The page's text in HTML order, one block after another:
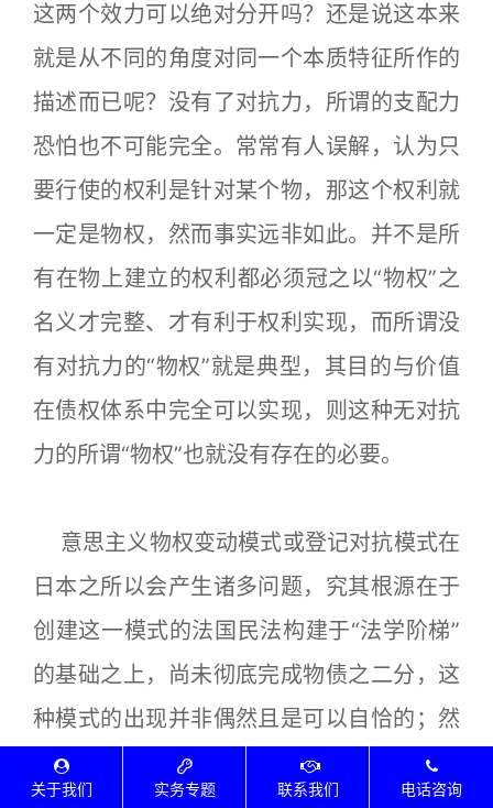
这两个效力可以绝对分开吗？还是说这本来
就是从不同的角度对同一个本质特征所作的
描述而已呢？没有了对抗力，所谓的支配力
恐怕也不可能完全。常常有人误解，认为只
要行使的权利是针对某个物，那这个权利就
一定是物权，然而事实远非如此。并不是所
有在物上建立的权利都必须冠之以“物权”之
名义才完整、才有利于权利实现，而所谓没
有对抗力的“物权”就是典型，其目的与价值
在债权体系中完全可以实现，则这种无对抗
力的所谓“物权”也就没有存在的必要。
意思主义物权变动模式或登记对抗模式在
日本之所以会产生诸多问题，究其根源在于
创建这一模式的法国民法构建于“法学阶梯”
的基础之上，尚未彻底完成物债之二分，这
种模式的出现并非偶然且是可以自恰的；然
而继受了德国物债二分体系的日本民法，在
关于我们 实务专题 联系我们 电话咨询